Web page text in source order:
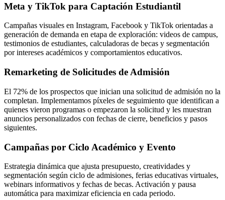
Meta y TikTok para Captación Estudiantil
Campañas visuales en Instagram, Facebook y TikTok orientadas a
generación de demanda en etapa de exploración: videos de campus,
testimonios de estudiantes, calculadoras de becas y segmentación
por intereses académicos y comportamientos educativos.
Remarketing de Solicitudes de Admisión
El 72% de los prospectos que inician una solicitud de admisión no la
completan. Implementamos píxeles de seguimiento que identifican a
quienes vieron programas o empezaron la solicitud y les muestran
anuncios personalizados con fechas de cierre, beneficios y pasos
siguientes.
Campañas por Ciclo Académico y Evento
Estrategia dinámica que ajusta presupuesto, creatividades y
segmentación según ciclo de admisiones, ferias educativas virtuales,
webinars informativos y fechas de becas. Activación y pausa
automática para maximizar eficiencia en cada periodo.